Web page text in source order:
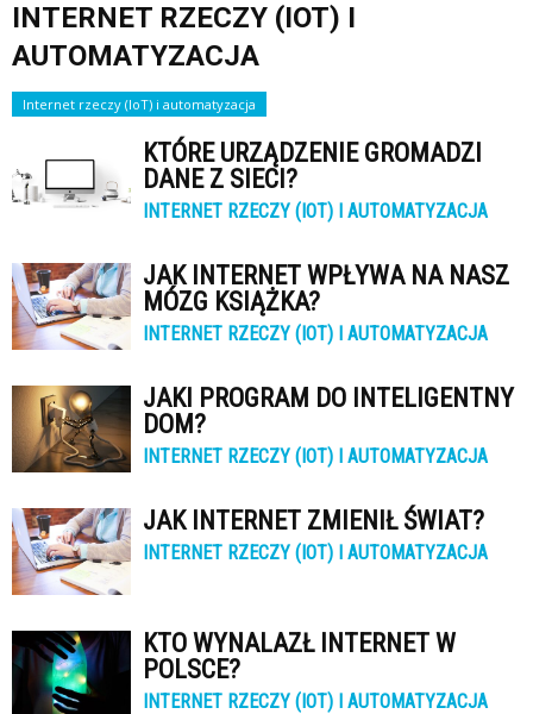
INTERNET RZECZY (IOT) I
AUTOMATYZACJA
Internet rzeczy (IoT) i automatyzacja
KTÓRE URZĄDZENIE GROMADZI
DANE Z SIECI?
INTERNET RZECZY (IOT) I AUTOMATYZACJA
JAK INTERNET WPŁYWA NA NASZ
MÓZG KSIĄŻKA?
INTERNET RZECZY (IOT) I AUTOMATYZACJA
JAKI PROGRAM DO INTELIGENTNY
DOM?
INTERNET RZECZY (IOT) I AUTOMATYZACJA
JAK INTERNET ZMIENIŁ ŚWIAT?
INTERNET RZECZY (IOT) I AUTOMATYZACJA
KTO WYNALAZŁ INTERNET W
POLSCE?
INTERNET RZECZY (IOT) I AUTOMATYZACJA